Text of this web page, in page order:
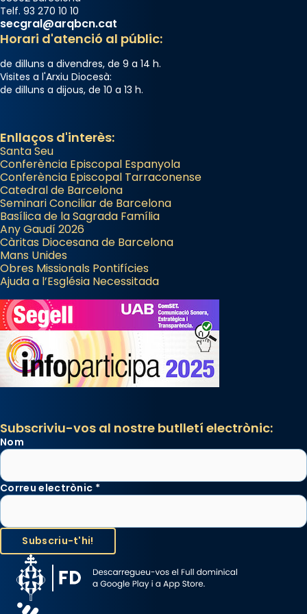
Telf. 93 270 10 10
secgral@arqbcn.cat
Horari d'atenció al públic:
de dilluns a divendres, de 9 a 14 h.
Visites a l'Arxiu Diocesà:
de dilluns a dijous, de 10 a 13 h.
Enllaços d'interès:
Santa Seu
Conferència Episcopal Espanyola
Conferència Episcopal Tarraconense
Catedral de Barcelona
Seminari Conciliar de Barcelona
Basílica de la Sagrada Família
Any Gaudí 2026
Càritas Diocesana de Barcelona
Mans Unides
Obres Missionals Pontifícies
Ajuda a l’Església Necessitada
Subscriviu-vos al nostre butlletí electrònic:
Nom
Correu electrònic *